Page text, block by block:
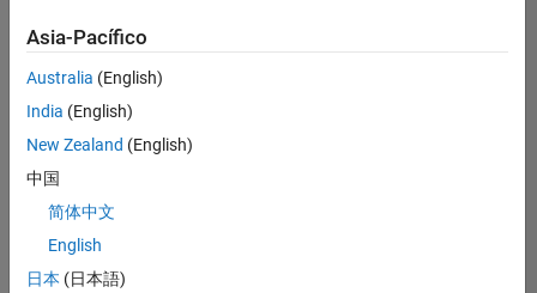
todos
empleos.
Si aun
así no
ninguna
vacante
que se
a sus
Asia-Pacífico
Australia (English)
India (English)
New Zealand (English)
中国
简体中文
English
日本 (日本語)